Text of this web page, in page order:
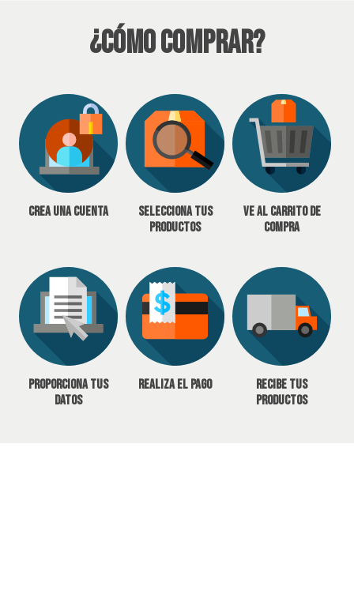
¿Cómo Comprar?
Crea una cuenta
Selecciona tus
productos
Ve al carrito de
compra
Proporciona tus
datos
Realiza el pago
Recibe tus
productos